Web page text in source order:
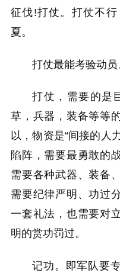
征伐!打仗。打仗不
夏。
打仗最能考验动员
打仗，需要的是
草，兵器，装备等等
以，物资是“间接的人
陷阵，需要最勇敢的
需要各种武器、装备
需要纪律严明、功过
一套礼法，也需要对
明的赏功罚过。
记功。即军队要